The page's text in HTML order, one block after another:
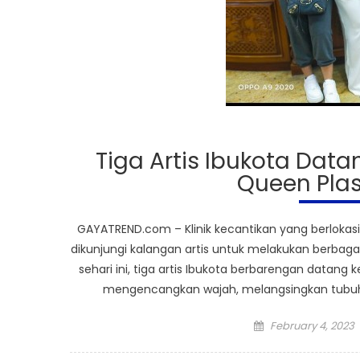
Tiga Artis Ibukota
Queen
GAYATREND.com – Klinik kecantikan yang
dikunjungi kalangan artis untuk melakukan
sehari ini, tiga artis Ibukota berbarengan datang
mengencangkan wajah, melangsingkan
Posted
February 4, 2023